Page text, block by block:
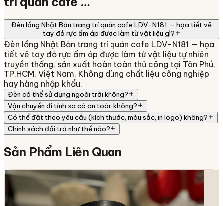
Đèn lồng Nhật Bản trang trí quán cafe LDV-N181 — họa tiết vẽ
tay đỏ rực ấm áp được làm từ vật liệu gì?
Đèn lồng Nhật Bản trang trí quán cafe LDV-N181 — họa
tiết vẽ tay đỏ rực ấm áp được làm từ vật liệu tự nhiên
truyền thống, sản xuất hoàn toàn thủ công tại Tân Phú,
TP.HCM, Việt Nam. Không dùng chất liệu công nghiệp
hay hàng nhập khẩu.
Đèn có thể sử dụng ngoài trời không?
Vận chuyển đi tỉnh xa có an toàn không?
Có thể đặt theo yêu cầu (kích thước, màu sắc, in logo) không?
Chính sách đổi trả như thế nào?
Sản Phẩm Liên Quan